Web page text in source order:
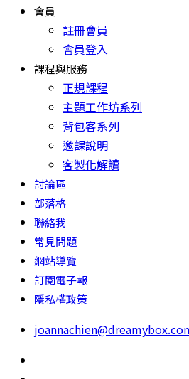
會員
註冊會員
會員登入
課程與服務
正規課程
主題工作坊系列
背包客系列
邀課說明
客製化解讀
討論區
部落格
聯絡我
常見問題
網站導覽
訂閱電子報
隱私權政策